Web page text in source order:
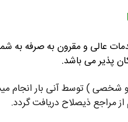
عالی و مقرون به صرفه به
پذیر می باشد.
شخصی ) توسط آنی بار انجام
از مراجع ذیصلاح دریافت گردد.